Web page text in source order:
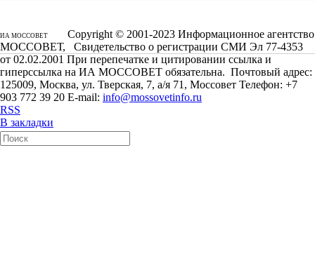
ИА МОССОВЕТ
Copyright © 2001-2023 Информационное агентство
МОССОВЕТ, Свидетельство о регистрации СМИ Эл 77-4353
от 02.02.2001 При перепечатке и цитировании ссылка и
гиперссылка на ИА МОССОВЕТ обязательна. Почтовый адрес:
125009, Москва, ул. Тверская, 7, а/я 71, Моссовет Телефон: +7
903 772 39 20 E-mail: info@mossovetinfo.ru
RSS
В закладки